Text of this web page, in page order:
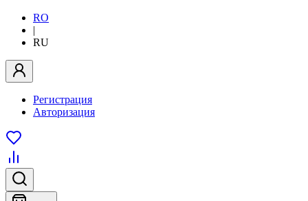
RO
|
RU
Регистрация
Авторизация